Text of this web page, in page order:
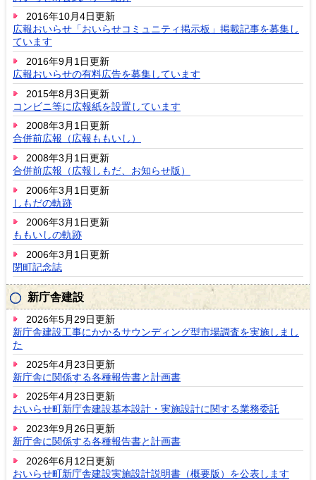
2016年10月4日更新
広報おいらせ「おいらせコミュニティ掲示板」掲載記事を募集し
ています
2016年9月1日更新
広報おいらせの有料広告を募集しています
2015年8月3日更新
コンビニ等に広報紙を設置しています
2008年3月1日更新
合併前広報（広報ももいし）
2008年3月1日更新
合併前広報（広報しもだ、お知らせ版）
2006年3月1日更新
しもだの軌跡
2006年3月1日更新
ももいしの軌跡
2006年3月1日更新
閉町記念誌
新庁舎建設
2026年5月29日更新
新庁舎建設工事にかかるサウンディング型市場調査を実施しまし
た
2025年4月23日更新
新庁舎に関係する各種報告書と計画書
2025年4月23日更新
おいらせ町新庁舎建設基本設計・実施設計に関する業務委託
2023年9月26日更新
新庁舎に関係する各種報告書と計画書
2026年6月12日更新
おいらせ町新庁舎建設実施設計説明書（概要版）を公表します